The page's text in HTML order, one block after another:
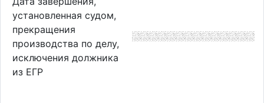
установленная судом,
прекращения
производства по делу,
исключения должника
из ЕГР